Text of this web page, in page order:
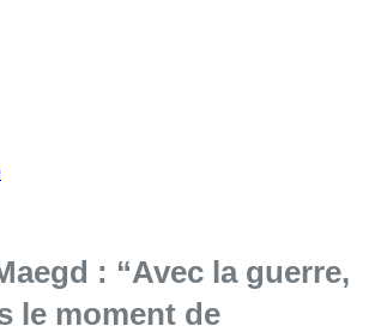
: “Avec la guerre,
le moment de